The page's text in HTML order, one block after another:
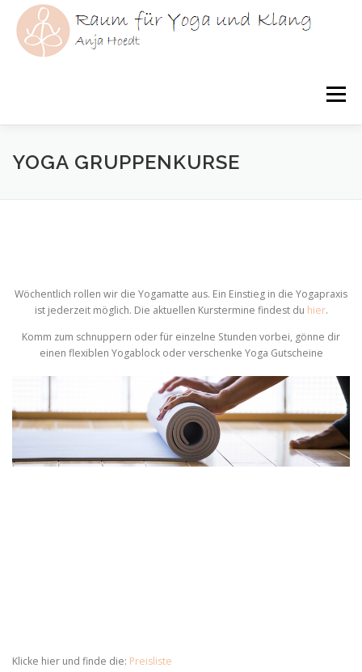
Inhalt
springen
Menü
HOME YOGA KLANG YOGATHERAPIE
YOGA GRUPPENKURSE
Wöchentlich rollen wir die Yogamatte aus. Ein Einstieg in die Yogapraxis
ist jederzeit möglich. Die aktuellen Kurstermine findest du hier.
Komm zum schnuppern oder für einzelne Stunden vorbei, gönne dir
einen flexiblen Yogablock oder verschenke Yoga Gutscheine
Klicke hier und finde die: Preisliste